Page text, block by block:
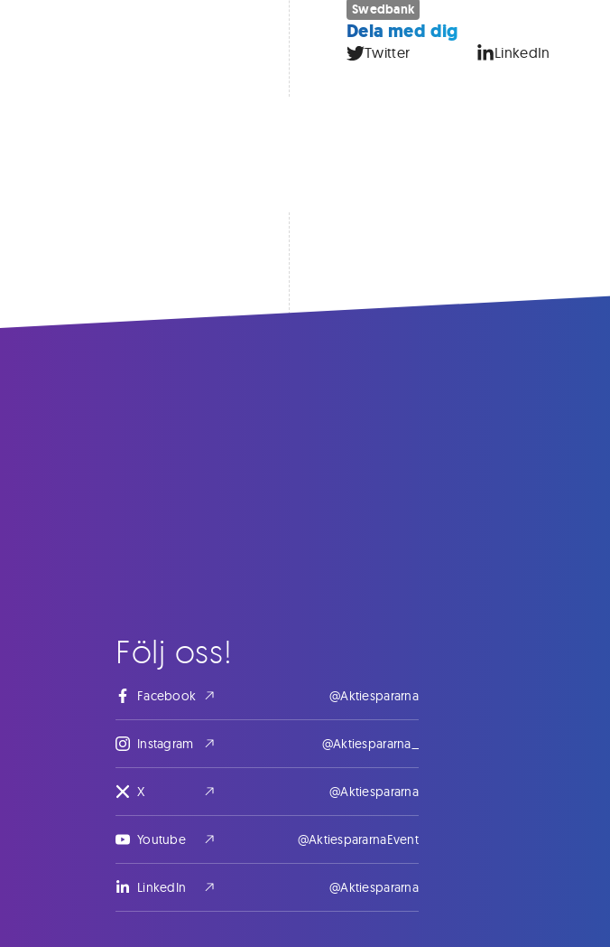
Swedbank
Dela med dig
Twitter LinkedIn
Följ oss!
Facebook @Aktiespararna
Instagram @Aktiespararna_
X @Aktiespararna
Youtube @AktiespararnaEvent
LinkedIn @Aktiespararna